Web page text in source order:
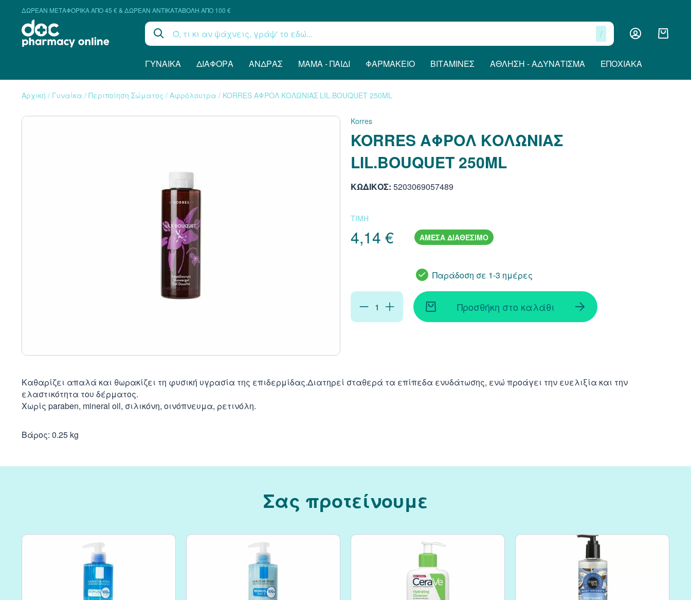
ΔΩΡΕΑΝ ΜΕΤΑΦΟΡΙΚΑ ΑΠΟ 45 € & ΔΩΡΕΑΝ ΑΝΤΙΚΑΤΑΒΟΛΗ ΑΠΟ 100 €
/
ΓΥΝΑΊΚΑ ΔΙΆΦΟΡΑ ΆΝΔΡΑΣ ΜΑΜΆ - ΠΑΙΔΊ ΦΑΡΜΑΚΕΊΟ ΒΙΤΑΜΊΝΕΣ ΆΘΛΗΣΗ - ΑΔΥΝΆΤΙΣΜΑ ΕΠΟΧΙΑΚΆ
Αρχική / Γυναίκα / Περιποίηση Σώματος / Αφρόλουτρα / KORRES ΑΦΡΟΛ ΚΟΛΩΝΙΑΣ LIL.BOUQUET 250ML
Korres
KORRES ΑΦΡΟΛ ΚΟΛΩΝΙΑΣ
LIL.BOUQUET 250ML
ΚΩΔΙΚΟΣ: 5203069057489
ΤΙΜΗ
4,14 € ΑΜΕΣΑ ΔΙΑΘΕΣΙΜΟ
Παράδοση σε 1-3 ημέρες
Προσθήκη στο καλάθι
Καθαρίζει απαλά και θωρακίζει τη φυσική υγρασία της επιδερμίδας.Διατηρεί σταθερά τα επίπεδα ενυδάτωσης, ενώ πρoάγει την ευελιξία και την
ελαστικότητα του δέρματος.
Χωρίς paraben, mineral oil, σιλικόνη, οινόπνευμα, ρετινόλη.
Βάρος: 0.25 kg
Σας προτείνουμε